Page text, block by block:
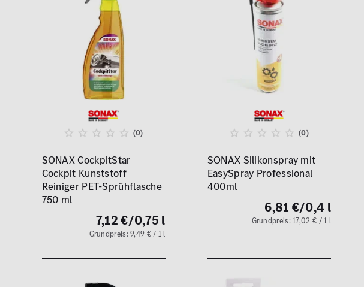
(0)
SONAX CockpitStar
Cockpit Kunststoff
Reiniger PET-Sprühflasche
750 ml
7,12 €/0,75 l
Grundpreis: 9,49 € / 1 l
(0)
SONAX Silikonspray mit
EasySpray Professional
400ml
6,81 €/0,4 l
Grundpreis: 17,02 € / 1 l